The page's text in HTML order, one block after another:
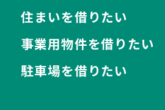
住まいを借りたい
事業用物件を借りたい
駐車場を借りたい